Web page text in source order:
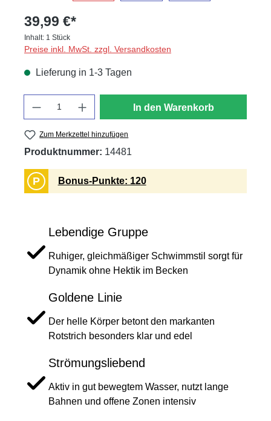
39,99 €*
Inhalt: 1 Stück
Preise inkl. MwSt. zzgl. Versandkosten
Lieferung in 1-3 Tagen
In den Warenkorb
Zum Merkzettel hinzufügen
Produktnummer: 14481
P Bonus-Punkte: 120
Lebendige Gruppe
Ruhiger, gleichmäßiger Schwimmstil sorgt für
Dynamik ohne Hektik im Becken
Goldene Linie
Der helle Körper betont den markanten
Rotstrich besonders klar und edel
Strömungsliebend
Aktiv in gut bewegtem Wasser, nutzt lange
Bahnen und offene Zonen intensiv